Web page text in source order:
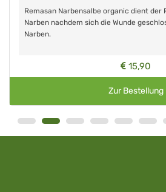
Remasan Narbensalbe organic dient der
Narben nachdem sich die Wunde
Narben.
15,90
Zur Bestellung